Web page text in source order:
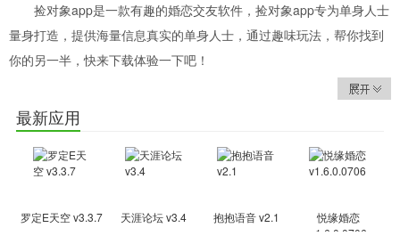
捡对象app是一款有趣的婚恋交友软件，捡对象app专为单身人士
量身打造，提供海量信息真实的单身人士，通过趣味玩法，帮你找到
你的另一半，快来下载体验一下吧！
捡对象APP，一款把妹找帅哥，最终进入婚姻殿堂的婚恋交友软
件。
自己单身？亲朋好友单身？儿女单身？不同群体，同一宗旨。我
【海量单身，真实可信】所有的单身资源是通过本人、身边亲朋
好友、或是通过线下婚介机构审核后发布，相亲过程中，双方可要求
最新应用
罗定E天空 v3.3.7 天涯论坛 v3.4 抱抱语音 v2.1
悦缘婚恋
v1.6.0.0706